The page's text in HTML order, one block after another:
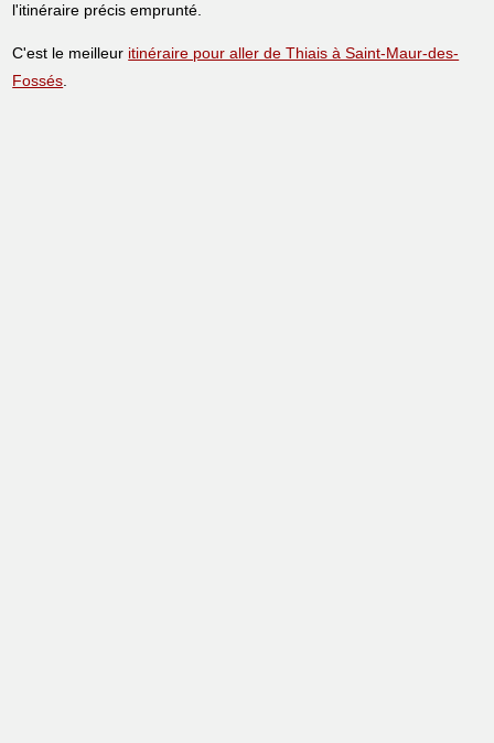
l'itinéraire précis emprunté.
C'est le meilleur itinéraire pour aller de Thiais à Saint-Maur-des-
Fossés.